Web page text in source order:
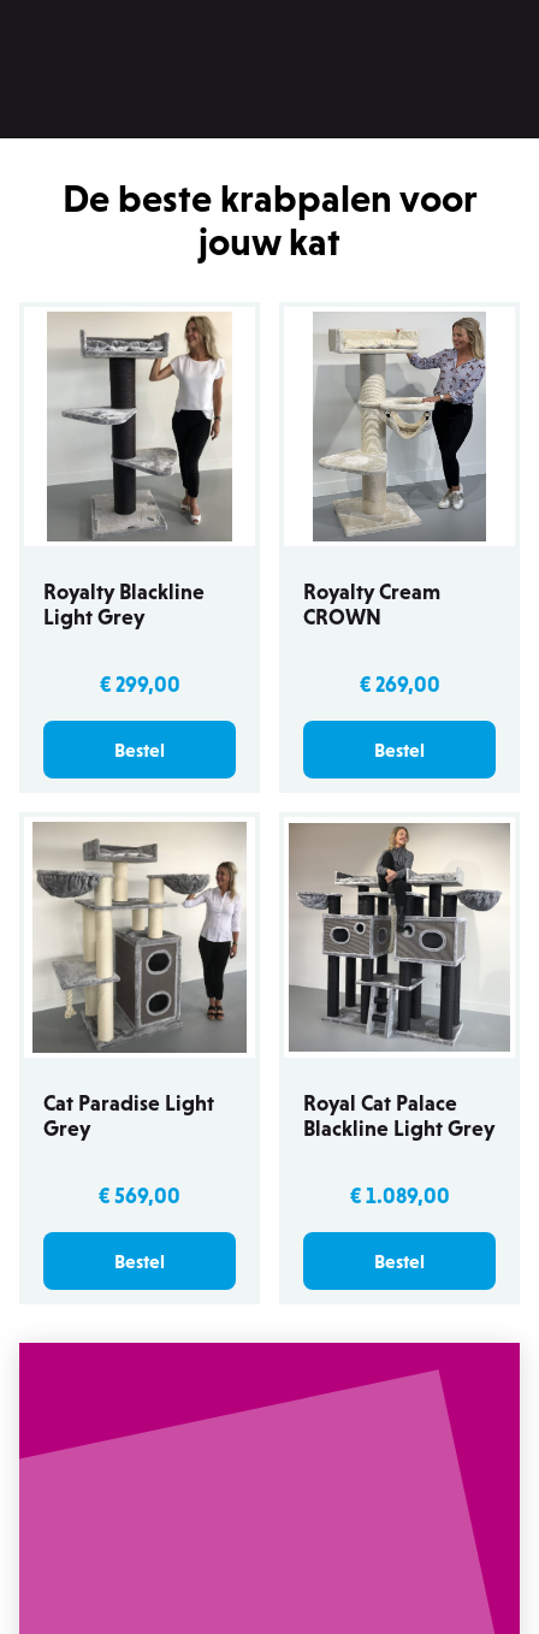
De beste krabpalen voor
jouw kat
Royalty Blackline
Light Grey
€ 299,00
Bestel
Royalty Cream
CROWN
€ 269,00
Bestel
Cat Paradise Light
Grey
€ 569,00
Bestel
Royal Cat Palace
Blackline Light Grey
€ 1.089,00
Bestel